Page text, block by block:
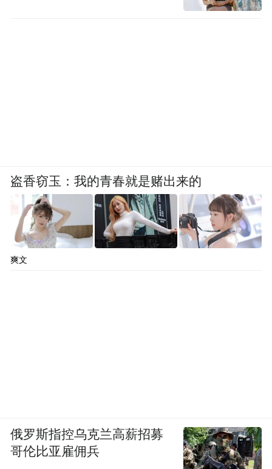
盗香窃玉：我的青春就是赌出来的
爽文
俄罗斯指控乌克兰高薪招募
哥伦比亚雇佣兵